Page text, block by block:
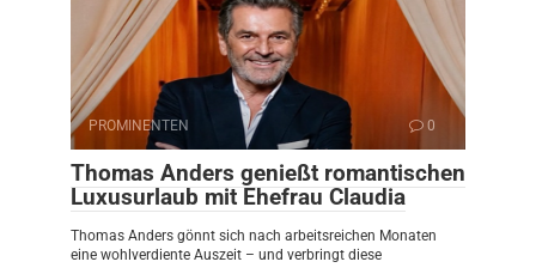
PROMINENTEN 0
Thomas Anders genießt romantischen
Luxusurlaub mit Ehefrau Claudia
Thomas Anders gönnt sich nach arbeitsreichen Monaten
eine wohlverdiente Auszeit – und verbringt diese